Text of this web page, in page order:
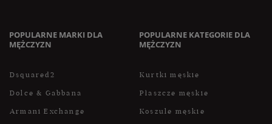
POPULARNE MARKI DLA
MĘŻCZYZN
Dsquared2
Dolce & Gabbana
Armani Exchange
POPULARNE KATEGORIE DLA
MĘŻCZYZN
Kurtki męskie
Płaszcze męskie
Koszule męskie